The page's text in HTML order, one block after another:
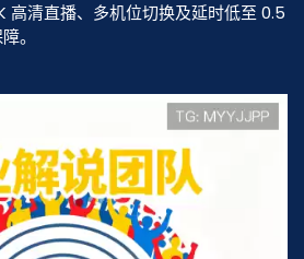
高清直播、多机位切换及延时低至 0.5
。